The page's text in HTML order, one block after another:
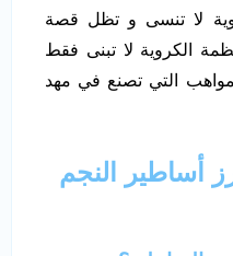
لا تنسى و تظل قصة
الكروية لا تبنى فقط
التي تصنع في مهد
أساطير النجم